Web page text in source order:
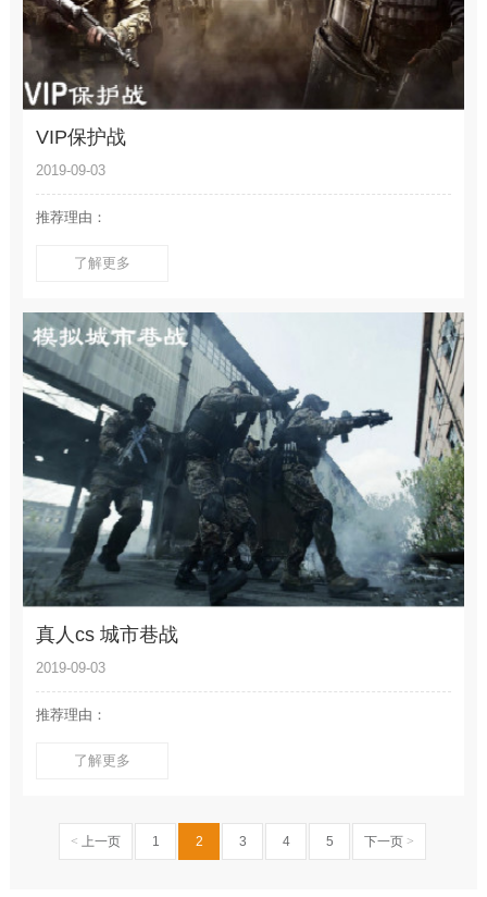
VIP保护战
2019-09-03
推荐理由：
了解更多
真人cs 城市巷战
2019-09-03
推荐理由：
了解更多
< 上一页 1 2 3 4 5 下一页 >